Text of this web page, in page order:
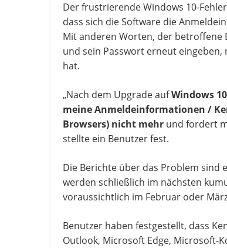
Der frustrierende Windows 10-
dass sich die Software die
Mit anderen Worten, der betroffene
und sein Passwort erneut
hat.
„Nach dem Upgrade aufWindows
meine Anmeldeinformationen /
Browsers) nicht mehr und fordert
stellte ein Benutzer fest.
Die Berichte über das Problem sind
werden schließlich im nächsten
voraussichtlich im Februar oder
Benutzer haben festgestellt, dass
Outlook, Microsoft Edge, Microsoft-